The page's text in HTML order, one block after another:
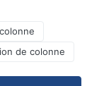
de colonne